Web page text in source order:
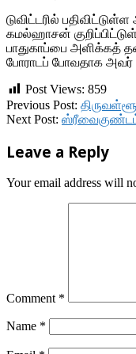
டுவிட்டரில்
கமல்ஹாசன்
பாதுகாப்பை அளிக்கத்
போராடப் போவதாக அவர்
Post Views: 859
2018-
04-
Previous Post:
Next Post:
Leave a Reply
Your email address will
Comment *
Name *